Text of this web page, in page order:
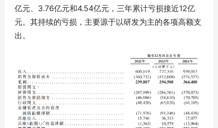
亿元、3.76亿元和4.54亿元，三年累计亏损接近12亿
元。其持续的亏损，主要源于以研发为主的各项高额支
出。